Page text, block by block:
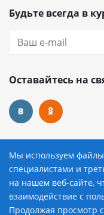
Будьте всегда в
Оставайтесь на
Наши контакты
8 (800) 222-72-84
Мы используем
специалистами и
на нашем веб-сайте,
взаимодействие с
Продолжая просмотр